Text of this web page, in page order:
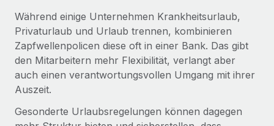
Während einige Unternehmen Krankheitsurlaub,
Privaturlaub und Urlaub trennen, kombinieren
Zapfwellenpolicen diese oft in einer Bank. Das gibt
den Mitarbeitern mehr Flexibilität, verlangt aber
auch einen verantwortungsvollen Umgang mit ihrer
Auszeit.
Gesonderte Urlaubsregelungen können dagegen